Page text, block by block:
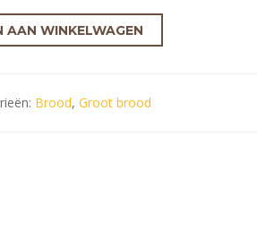
AAN WINKELWAGEN
Brood, Groot brood